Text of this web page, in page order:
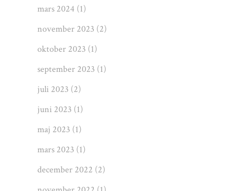
mars 2024 (1)
november 2023 (2)
oktober 2023 (1)
september 2023 (1)
juli 2023 (2)
juni 2023 (1)
maj 2023 (1)
mars 2023 (1)
december 2022 (2)